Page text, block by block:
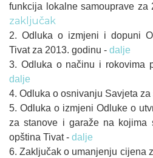
funkcija lokalne samouprave za
zaključak
2. Odluka o izmjeni i dopuni
Tivat za 2013. godinu - dalje
3. Odluka o načinu i rokovima
dalje
4. Odluka o osnivanju Savjeta za
5. Odluka o izmjeni Odluke o
za stanove i garaže na kojima
opština Tivat - dalje
6. Zaključak o umanjenju cijena